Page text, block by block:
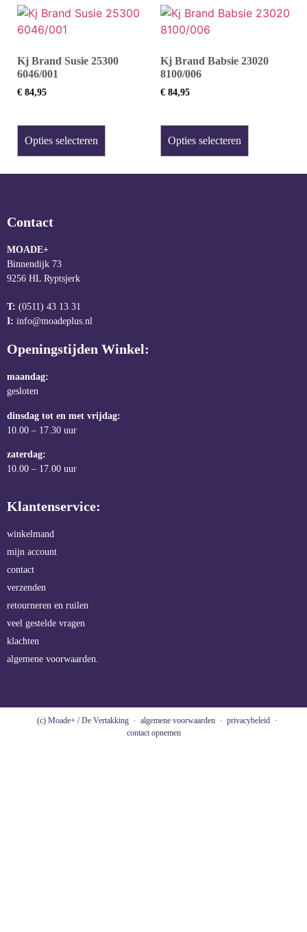
Kj Brand Susie 25300
6046/001
€ 84,95
Opties selecteren
Kj Brand Babsie 23020
8100/006
€ 84,95
Opties selecteren
Contact
MOADE+
Binnendijk 73
9256 HL Ryptsjerk
T: (0511) 43 13 31
I: info@moadeplus.nl
Openingstijden Winkel:
maandag:
gesloten
dinsdag tot en met vrijdag:
10.00 – 17.30 uur
zaterdag:
10.00 – 17.00 uur
Klantenservice:
winkelmand
mijn account
contact
verzenden
retourneren en ruilen
veel gestelde vragen
klachten
algemene voorwaarden.
(c) Moade+ / De Vertakking algemene voorwaarden
privacybeleid
contact opnemen